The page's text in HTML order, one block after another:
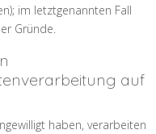
im letztgenannten Fall
Gründe.
auf
haben, verarbeiten